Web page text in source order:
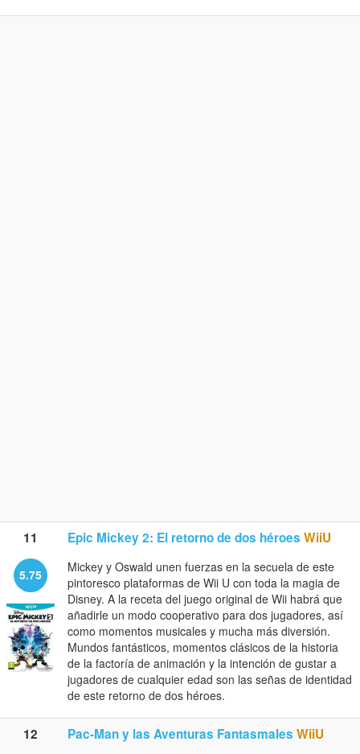
11 Epic Mickey 2: El retorno de dos héroes WiiU
5.75
Mickey y Oswald unen fuerzas en la secuela de este
pintoresco plataformas de Wii U con toda la magia de
Disney. A la receta del juego original de Wii habrá que
añadirle un modo cooperativo para dos jugadores, así
como momentos musicales y mucha más diversión.
Mundos fantásticos, momentos clásicos de la historia
de la factoría de animación y la intención de gustar a
jugadores de cualquier edad son las señas de identidad
de este retorno de dos héroes.
12 Pac-Man y las Aventuras Fantasmales WiiU